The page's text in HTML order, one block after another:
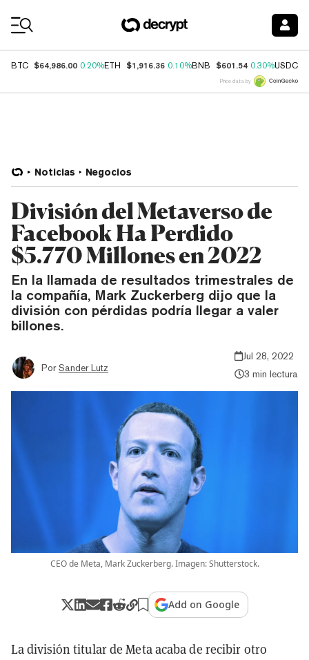
BTC $64,986.00 0.20%ETH $1,916.36 0.10%BNB $601.54 0.30%USDC
Price data by
Noticias Negocios
División del Metaverso de
Facebook Ha Perdido
$5.770 Millones en 2022
En la llamada de resultados trimestrales de
la compañía, Mark Zuckerberg dijo que la
división con pérdidas podría llegar a valer
billones.
Por Sander Lutz
Jul 28, 2022
3 min lectura
CEO de Meta, Mark Zuckerberg. Imagen: Shutterstock.
Add on Google
La división titular de Meta acaba de recibir otro